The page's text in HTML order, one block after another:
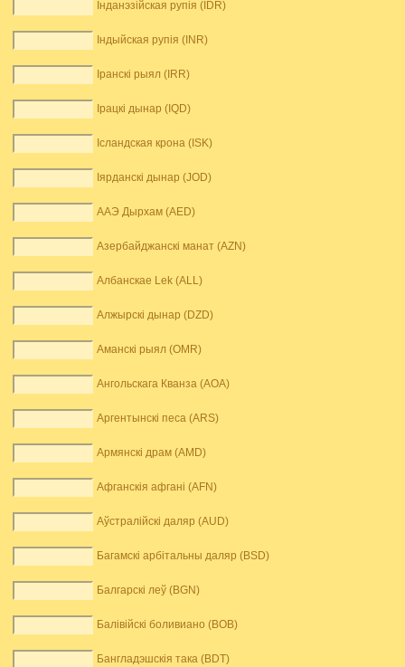
Інданэзійская рупія (IDR)
Індыйская рупія (INR)
Іранскі рыял (IRR)
Ірацкі дынар (IQD)
Ісландская крона (ISK)
Іярданскі дынар (JOD)
ААЭ Дырхам (AED)
Азербайджанскі манат (AZN)
Албанскае Lek (ALL)
Алжырскі дынар (DZD)
Аманскі рыял (OMR)
Ангольскага Кванза (AOA)
Аргентынскі песа (ARS)
Армянскі драм (AMD)
Афганскія афгані (AFN)
Аўстралійскі даляр (AUD)
Багамскі арбітальны даляр (BSD)
Балгарскі леў (BGN)
Балівійскі боливиано (BOB)
Бангладэшскія така (BDT)